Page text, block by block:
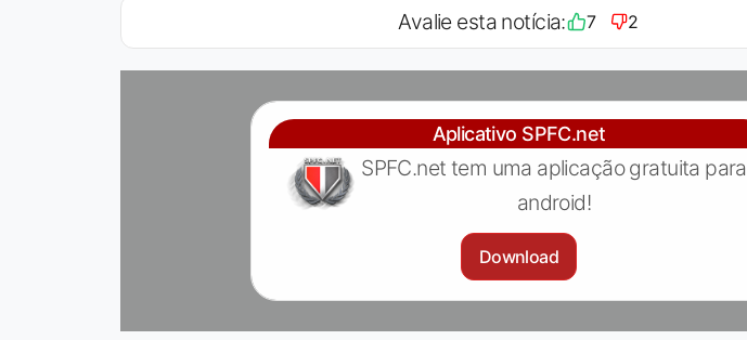
Avalie esta notícia: 7 2
Aplicativo SPFC.net
SPFC.net tem uma aplicação gratuita para
android!
Download